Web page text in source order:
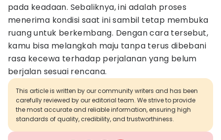
pada keadaan. Sebaliknya, ini adalah proses
menerima kondisi saat ini sambil tetap membuka
ruang untuk berkembang. Dengan cara tersebut,
kamu bisa melangkah maju tanpa terus dibebani
rasa kecewa terhadap perjalanan yang belum
berjalan sesuai rencana.
This article is written by our community writers and has been
carefully reviewed by our editorial team. We strive to provide
the most accurate and reliable information, ensuring high
standards of quality, credibility, and trustworthiness.